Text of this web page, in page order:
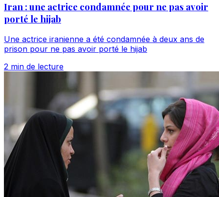
Iran : une actrice condamnée pour ne pas avoir
porté le hijab
Une actrice iranienne a été condamnée à deux ans de
prison pour ne pas avoir porté le hijab
2 min de lecture